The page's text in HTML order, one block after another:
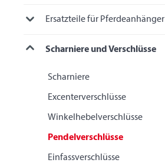
Ersatzteile für Pferdeanhänger
Scharniere und Verschlüsse
Scharniere
Excenterverschlüsse
Winkelhebelverschlüsse
Pendelverschlüsse
Einfassverschlüsse